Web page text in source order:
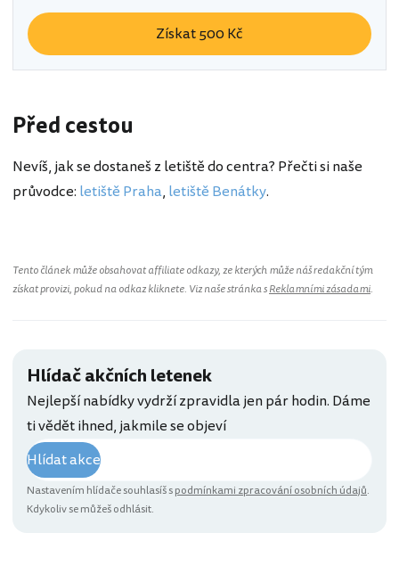
Získat 500 Kč
Před cestou
Nevíš, jak se dostaneš z letiště do centra? Přečti si naše
průvodce: letiště Praha, letiště Benátky.
Tento článek může obsahovat affiliate odkazy, ze kterých může náš redakční tým
získat provizi, pokud na odkaz kliknete. Viz naše stránka sReklamními zásadami.
Hlídač akčních letenek
Nejlepší nabídky vydrží zpravidla jen pár hodin. Dáme
ti vědět ihned, jakmile se objeví
Hlídat akce
Nastavením hlídače souhlasíš spodmínkami zpracování osobních údajů.
Kdykoliv se můžeš odhlásit.